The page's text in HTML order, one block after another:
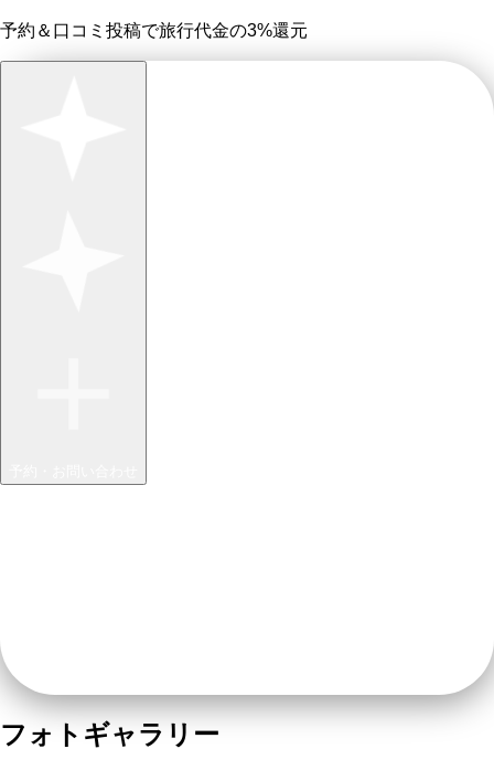
予約＆口コミ投稿で旅行代金の3%還元
フォトギャラリー